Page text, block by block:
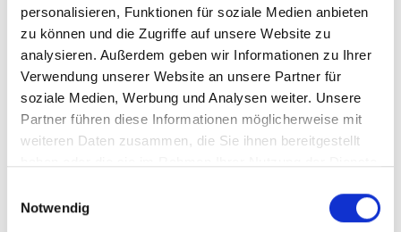
personalisieren, Funktionen für soziale Medien anbieten
zu können und die Zugriffe auf unsere Website zu
analysieren. Außerdem geben wir Informationen zu Ihrer
Verwendung unserer Website an unsere Partner für
soziale Medien, Werbung und Analysen weiter. Unsere
Partner führen diese Informationen möglicherweise mit
weiteren Daten zusammen, die Sie ihnen bereitgestellt
Notwendig
Mückenberger-Quintenz gegründet. Nach dem
langjährigen, erfolgreichen Dirigat von Frau
Mückenberger-Quintenz folgten zunächst Uli Membré und
Rudolf Stockert als Dirigenten, danach ab 1990 Max
Straußwald, der das Orchester bis heute dirigiert. Das
Orchester hat unter seiner Leitung erfolgreich an
unterschiedlichsten Charakters aufgeführt.